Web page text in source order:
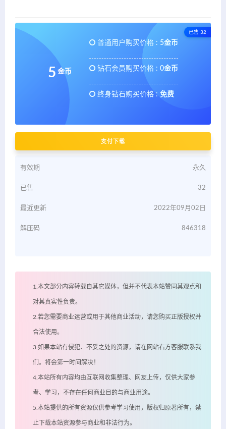
已售 32
5 金币
普通用户购买价格 : 5金币
钻石会员购买价格 : 0金币
终身钻石购买价格 : 免费
支付下载
有效期 永久
已售 32
最近更新 2022年09月02日
解压码 846318
1.本文部分内容转载自其它媒体，但并不代表本站赞同其观点和
对其真实性负责。
2.若您需要商业运营或用于其他商业活动，请您购买正版授权并
合法使用。
3.如果本站有侵犯、不妥之处的资源，请在网站右方客服联系我
们。将会第一时间解决！
4.本站所有内容均由互联网收集整理、网友上传，仅供大家参
考、学习，不存在任何商业目的与商业用途。
5.本站提供的所有资源仅供参考学习使用，版权归原著所有，禁
止下载本站资源参与商业和非法行为。